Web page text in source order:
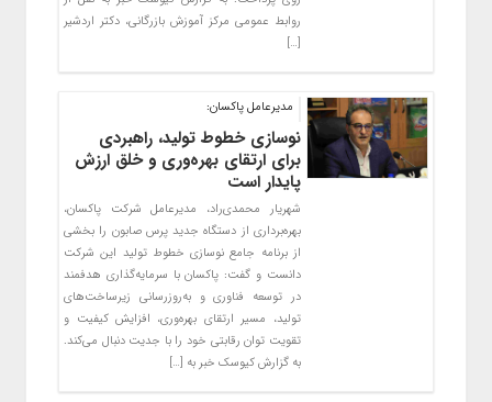
روابط عمومی مرکز آموزش بازرگانی، دکتر اردشیر
[…]
مدیرعامل پاکسان:
نوسازی خطوط تولید، راهبردی
برای ارتقای بهره‌وری و خلق ارزش
پایدار است
شهریار محمدی‌راد، مدیرعامل شرکت پاکسان،
بهره‌برداری از دستگاه جدید پرس صابون را بخشی
از برنامه جامع نوسازی خطوط تولید این شرکت
دانست و گفت: پاکسان با سرمایه‌گذاری هدفمند
در توسعه فناوری و به‌روزرسانی زیرساخت‌های
تولید، مسیر ارتقای بهره‌وری، افزایش کیفیت و
تقویت توان رقابتی خود را با جدیت دنبال می‌کند.
به گزارش کیوسک خبر به […]